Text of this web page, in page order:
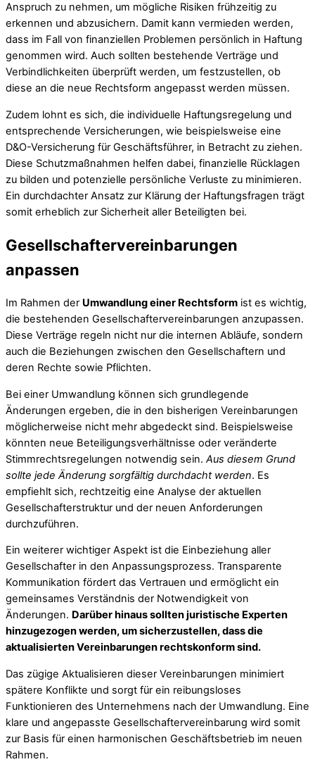
Anspruch zu nehmen, um mögliche Risiken frühzeitig zu
erkennen und abzusichern. Damit kann vermieden werden,
dass im Fall von finanziellen Problemen persönlich in Haftung
genommen wird. Auch sollten bestehende Verträge und
Verbindlichkeiten überprüft werden, um festzustellen, ob
diese an die neue Rechtsform angepasst werden müssen.
Zudem lohnt es sich, die individuelle Haftungsregelung und
entsprechende Versicherungen, wie beispielsweise eine
D&O-Versicherung für Geschäftsführer, in Betracht zu ziehen.
Diese Schutzmaßnahmen helfen dabei, finanzielle Rücklagen
zu bilden und potenzielle persönliche Verluste zu minimieren.
Ein durchdachter Ansatz zur Klärung der Haftungsfragen trägt
somit erheblich zur Sicherheit aller Beteiligten bei.
Gesellschaftervereinbarungen
anpassen
Im Rahmen der Umwandlung einer Rechtsform ist es wichtig,
die bestehenden Gesellschaftervereinbarungen anzupassen.
Diese Verträge regeln nicht nur die internen Abläufe, sondern
auch die Beziehungen zwischen den Gesellschaftern und
deren Rechte sowie Pflichten.
Bei einer Umwandlung können sich grundlegende
Änderungen ergeben, die in den bisherigen Vereinbarungen
möglicherweise nicht mehr abgedeckt sind. Beispielsweise
könnten neue Beteiligungsverhältnisse oder veränderte
Stimmrechtsregelungen notwendig sein. Aus diesem Grund
sollte jede Änderung sorgfältig durchdacht werden. Es
empfiehlt sich, rechtzeitig eine Analyse der aktuellen
Gesellschafterstruktur und der neuen Anforderungen
durchzuführen.
Ein weiterer wichtiger Aspekt ist die Einbeziehung aller
Gesellschafter in den Anpassungsprozess. Transparente
Kommunikation fördert das Vertrauen und ermöglicht ein
gemeinsames Verständnis der Notwendigkeit von
Änderungen. Darüber hinaus sollten juristische Experten
hinzugezogen werden, um sicherzustellen, dass die
aktualisierten Vereinbarungen rechtskonform sind.
Das zügige Aktualisieren dieser Vereinbarungen minimiert
spätere Konflikte und sorgt für ein reibungsloses
Funktionieren des Unternehmens nach der Umwandlung. Eine
klare und angepasste Gesellschaftervereinbarung wird somit
zur Basis für einen harmonischen Geschäftsbetrieb im neuen
Rahmen.